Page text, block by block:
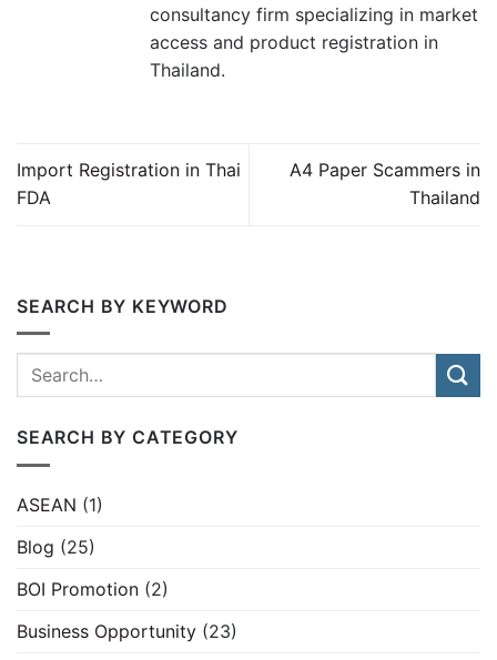
consultancy firm specializing in market
access and product registration in
Thailand.
Import Registration in Thai
FDA
A4 Paper Scammers in
Thailand
SEARCH BY KEYWORD
SEARCH BY CATEGORY
ASEAN (1)
Blog (25)
BOI Promotion (2)
Business Opportunity (23)